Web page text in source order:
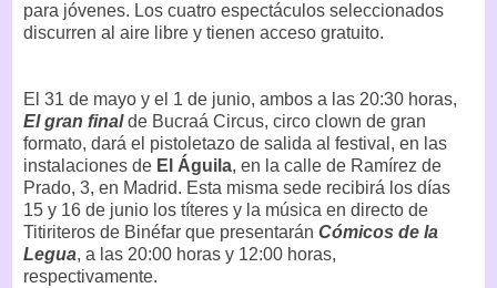
para jóvenes. Los cuatro espectáculos seleccionados
discurren al aire libre y tienen acceso gratuito.
El 31 de mayo y el 1 de junio, ambos a las 20:30 horas,
El gran finalde Bucraá Circus, circo clown de gran
formato, dará el pistoletazo de salida al festival, en las
instalaciones de El Águila, en la calle de Ramírez de
Prado, 3, en Madrid. Esta misma sede recibirá los días
15 y 16 de junio los títeres y la música en directo de
Titiriteros de Binéfar que presentarán Cómicos de la
Legua, a las 20:00 horas y 12:00 horas,
respectivamente.